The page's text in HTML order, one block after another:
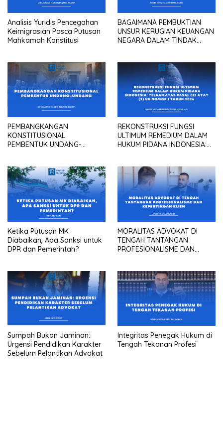
Analisis Yuridis Pencegahan
Keimigrasian Pasca Putusan
Mahkamah Konstitusi
BAGAIMANA PEMBUKTIAN
UNSUR KERUGIAN KEUANGAN
NEGARA DALAM TINDAK
PEMBANGKANGAN
KONSTITUSIONAL
PEMBENTUK UNDANG-
REKONSTRUKSI FUNGSI
ULTIMUM REMEDIUM DALAM
HUKUM PIDANA INDONESIA:
Ketika Putusan MK
Diabaikan, Apa Sanksi untuk
DPR dan Pemerintah?
MORALITAS ADVOKAT DI
TENGAH TANTANGAN
PROFESIONALISME DAN
Sumpah Bukan Jaminan:
Urgensi Pendidikan Karakter
Sebelum Pelantikan Advokat
Integritas Penegak Hukum di
Tengah Tekanan Profesi